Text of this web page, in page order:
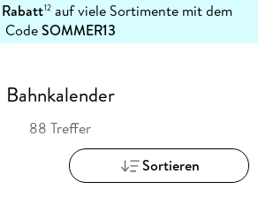
Rabatt12auf viele Sortimente mit dem
CodeSOMMER13
Bahnkalender
88 Treffer
Sortieren